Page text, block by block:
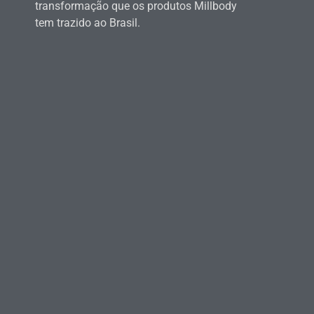
transformação que os produtos Millbody
tem trazido ao Brasil.